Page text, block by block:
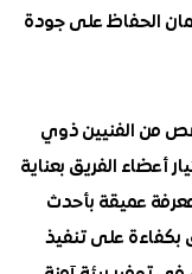
على جودة
ذوي
الفريق بعناية
بأحدث
على تنفيذ